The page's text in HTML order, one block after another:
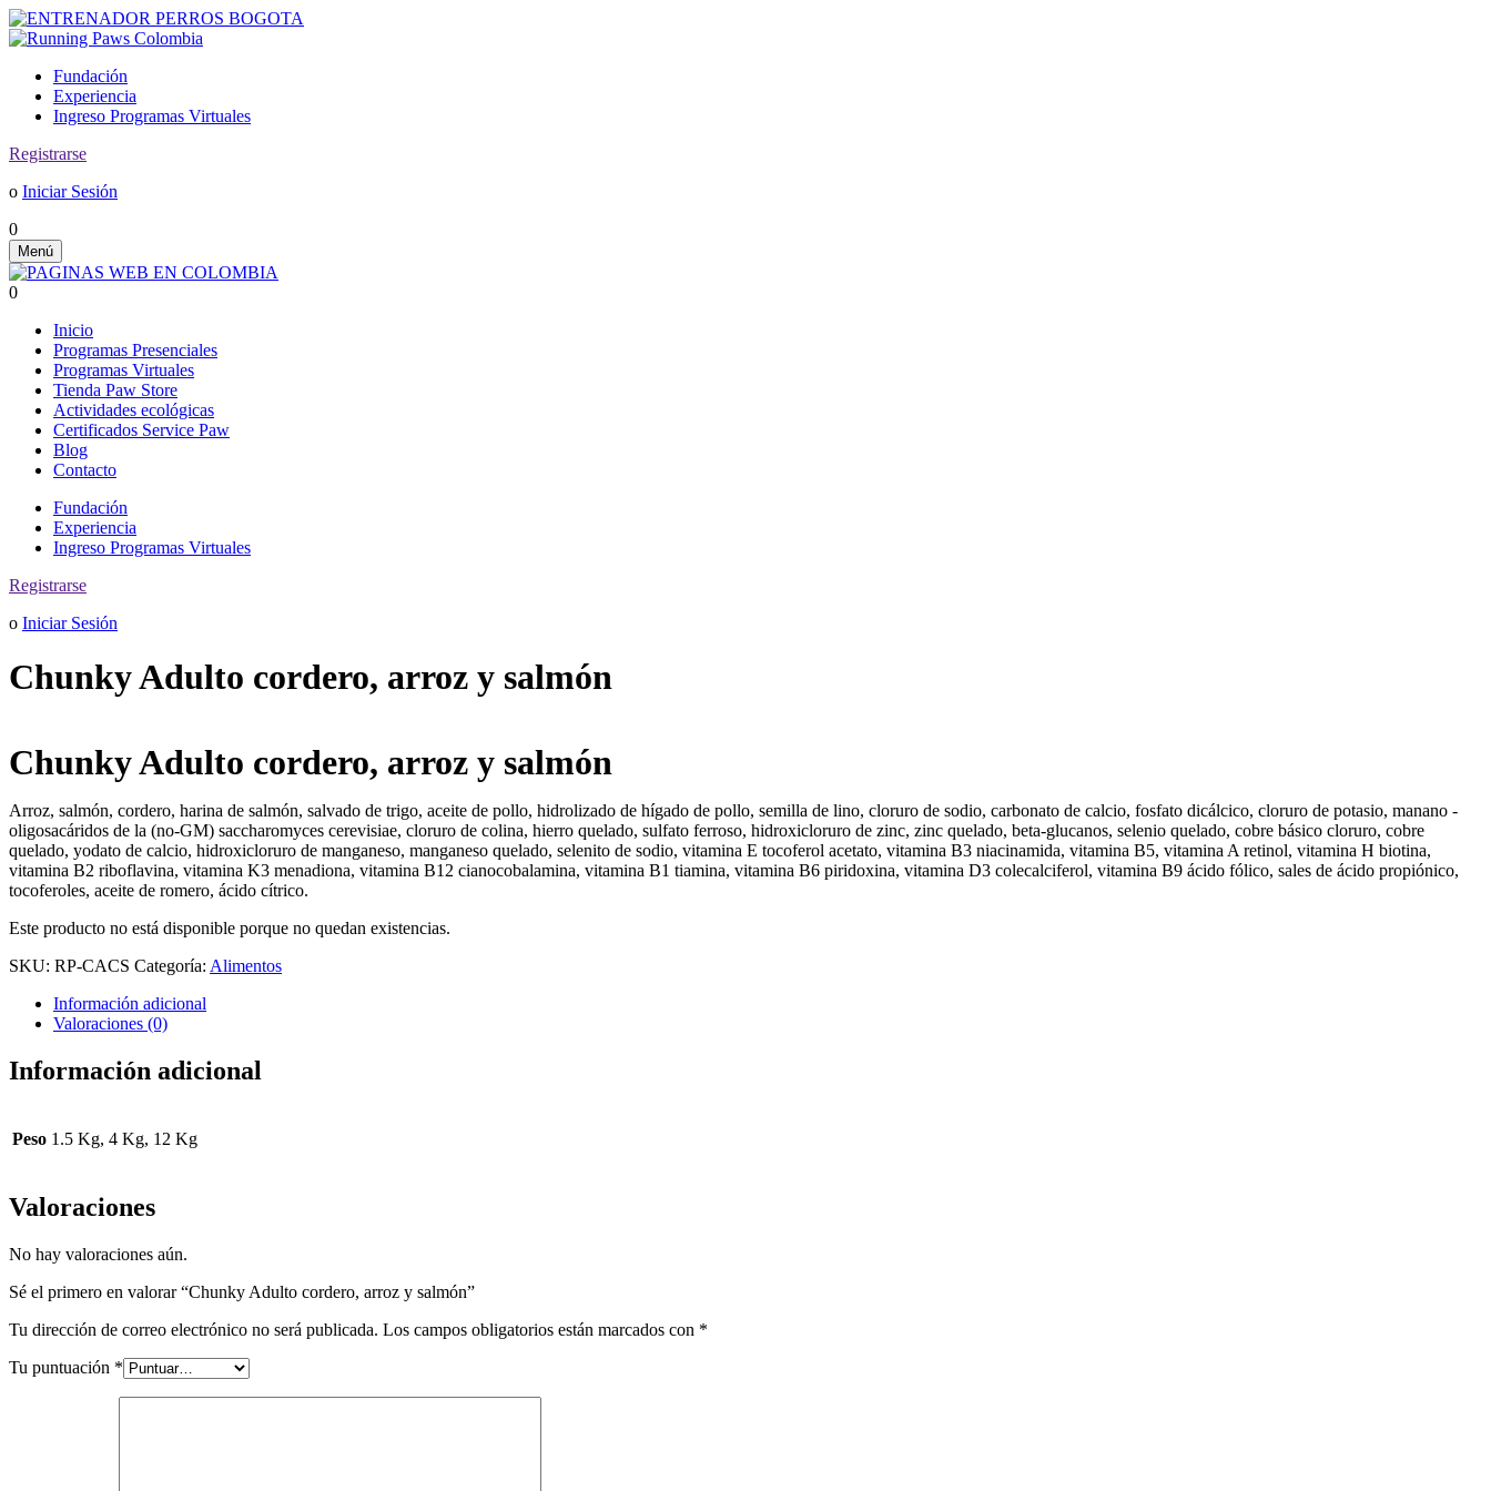
Fundación
Experiencia
Ingreso Programas Virtuales
Registrarse
o Iniciar Sesión
0
Menú
0
Inicio
Programas Presenciales
Programas Virtuales
Tienda Paw Store
Actividades ecológicas
Certificados Service Paw
Blog
Contacto
Fundación
Experiencia
Ingreso Programas Virtuales
Registrarse
o Iniciar Sesión
Chunky Adulto cordero, arroz y salmón
Chunky Adulto cordero, arroz y salmón
Arroz, salmón, cordero, harina de salmón, salvado de trigo, aceite de pollo, hidrolizado de hígado de pollo, semilla de lino, cloruro de sodio, carbonato de calcio, fosfato dicálcico, cloruro de potasio, manano -
oligosacáridos de la (no-GM) saccharomyces cerevisiae, cloruro de colina, hierro quelado, sulfato ferroso, hidroxicloruro de zinc, zinc quelado, beta-glucanos, selenio quelado, cobre básico cloruro, cobre
quelado, yodato de calcio, hidroxicloruro de manganeso, manganeso quelado, selenito de sodio, vitamina E tocoferol acetato, vitamina B3 niacinamida, vitamina B5, vitamina A retinol, vitamina H biotina,
vitamina B2 riboflavina, vitamina K3 menadiona, vitamina B12 cianocobalamina, vitamina B1 tiamina, vitamina B6 piridoxina, vitamina D3 colecalciferol, vitamina B9 ácido fólico, sales de ácido propiónico,
tocoferoles, aceite de romero, ácido cítrico.
Este producto no está disponible porque no quedan existencias.
SKU: RP-CACS Categoría: Alimentos
Información adicional
Valoraciones (0)
Información adicional
Peso 1.5 Kg, 4 Kg, 12 Kg
Valoraciones
No hay valoraciones aún.
Sé el primero en valorar “Chunky Adulto cordero, arroz y salmón”
Tu dirección de correo electrónico no será publicada. Los campos obligatorios están marcados con *
Tu puntuación *